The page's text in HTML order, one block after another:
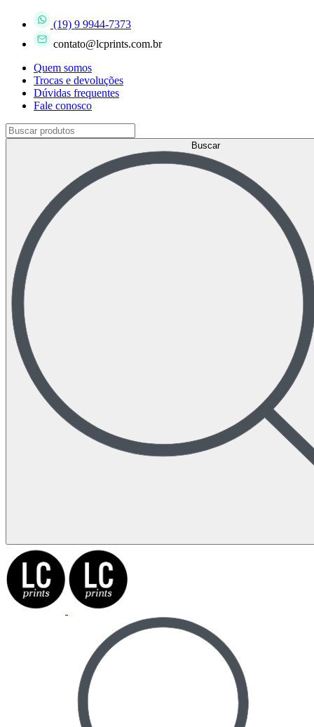
(19) 9 9944-7373
contato@lcprints.com.br
Quem somos
Trocas e devoluções
Dúvidas frequentes
Fale conosco
Buscar